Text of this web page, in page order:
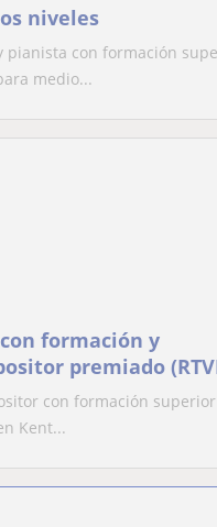
niveles
pianista con formación
medio...
formación y
premiado
accesocon formación
Kent...